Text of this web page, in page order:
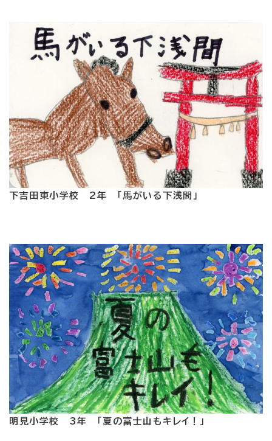
下吉田東小学校 2年 「馬がいる下浅間」
明見小学校 3年 「夏の富士山もキレイ！」